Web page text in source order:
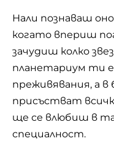
Нали познаваш
когато впериш
зачудиш колко
планетариум ти
преживявания, а
присъстват
ще се влюбиш в
специалност.